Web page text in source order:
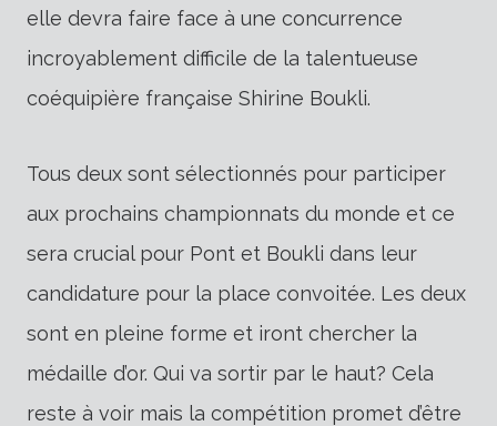
elle devra faire face à une concurrence
incroyablement difficile de la talentueuse
coéquipière française Shirine Boukli.
Tous deux sont sélectionnés pour participer
aux prochains championnats du monde et ce
sera crucial pour Pont et Boukli dans leur
candidature pour la place convoitée. Les deux
sont en pleine forme et iront chercher la
médaille d’or. Qui va sortir par le haut? Cela
reste à voir mais la compétition promet d’être